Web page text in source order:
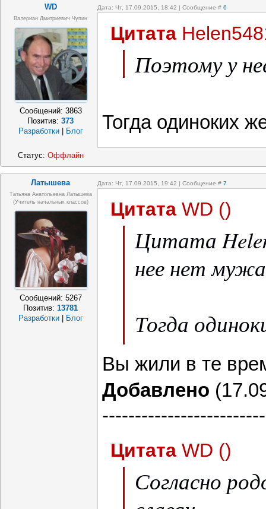
WD Дата: Чт, 17.09.2015, 18:42 | Сообщение # 6
Валериан Дмитриевич Чупин
Сообщений: 3863
Позитив:373
Разработки
Блог
Цитата
Поэтому у
Тогда одиноких
Статус: Оффлайн
Латышева Дата: Чт, 17.09.2015, 19:42 | Сообщение # 7
Татьяна Анатольевна Латышева
(учитель начальных классов)
Сообщений: 5267
Позитив:13781
Разработки
Блог
Цитата WD ()
Цитата
нее нет мужа
Тогда
Вы жили в те
Добавлено
Цитата WD ()
Согласно